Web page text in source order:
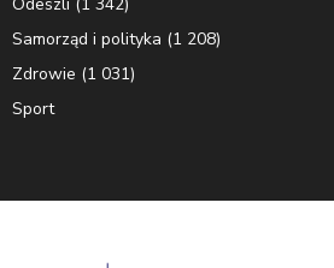
Samorząd i polityka (1 208)
Zdrowie (1 031)
Sport